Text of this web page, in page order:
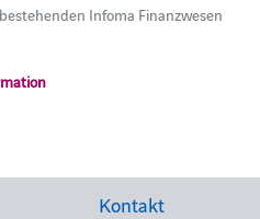
Infoma Finanzwesen
Kontakt